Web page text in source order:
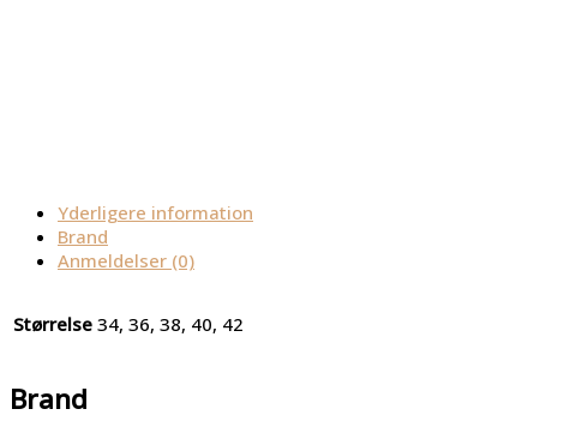
Yderligere information
Brand
Anmeldelser (0)
Størrelse 34, 36, 38, 40, 42
Brand